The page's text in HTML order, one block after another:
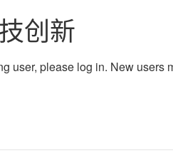
创新
user, please log in. New users